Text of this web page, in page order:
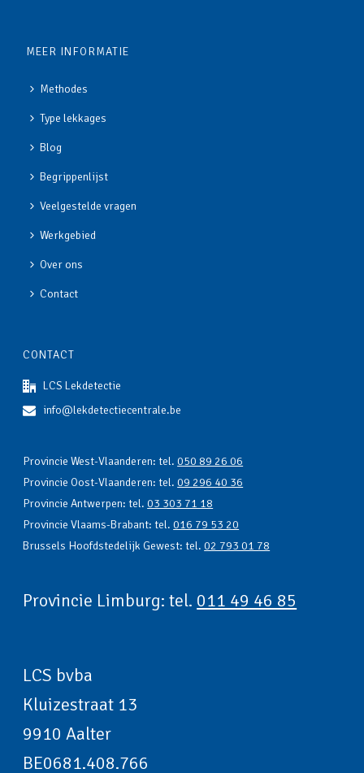
MEER INFORMATIE
Methodes
Type lekkages
Blog
Begrippenlijst
Veelgestelde vragen
Werkgebied
Over ons
Contact
CONTACT
LCS Lekdetectie
info@lekdetectiecentrale.be
Provincie West-Vlaanderen: tel.050 89 26 06
Provincie Oost-Vlaanderen: tel.09 296 40 36
Provincie Antwerpen: tel.03 303 71 18
Provincie Vlaams-Brabant: tel.016 79 53 20
Brussels Hoofdstedelijk Gewest: tel.02 793 01 78
Provincie Limburg: tel. 011 49 46 85
LCS bvba
Kluizestraat 13
9910 Aalter
BE0681.408.766